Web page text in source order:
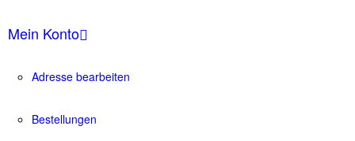
Mein Konto
Adresse bearbeiten
Bestellungen